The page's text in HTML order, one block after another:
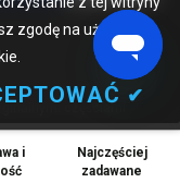
i
Najczęściej
zadawane
zastrzeżone.
ich właścicieli.
OEM. Wszystkie
częściami
mają jedynie na celu
zgodę na używanie
✔